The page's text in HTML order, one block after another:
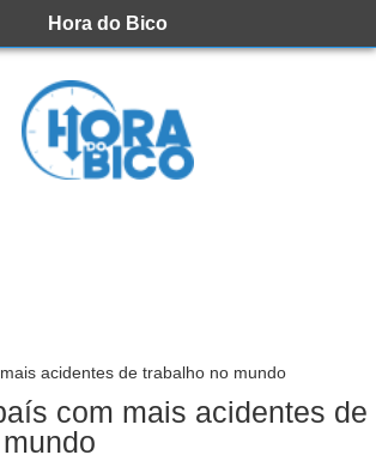
Hora do Bico
acidentes de trabalho no mundo
com mais acidentes de